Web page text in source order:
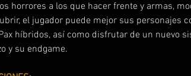
horrores a los que hacer frente y armas,
el jugador puede mejor sus personajes
híbridos, así como disfrutar de un nuevo
y su endgame.